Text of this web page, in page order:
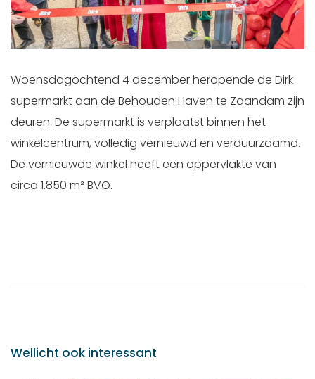
Woensdagochtend 4 december heropende de Dirk-
supermarkt aan de Behouden Haven te Zaandam zijn
deuren. De supermarkt is verplaatst binnen het
winkelcentrum, volledig vernieuwd en verduurzaamd.
De vernieuwde winkel heeft een oppervlakte van
circa 1.850 m² BVO.
Wellicht ook interessant